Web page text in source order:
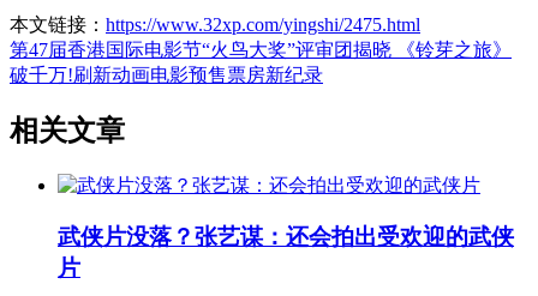
本文链接： https://www.32xp.com/yingshi/2475.html
第47届香港国际电影节“火鸟大奖”评审团揭晓
《铃芽之旅》
破千万!刷新动画电影预售票房新纪录
相关文章
武侠片没落？张艺谋：还会拍出受欢迎的武侠
片